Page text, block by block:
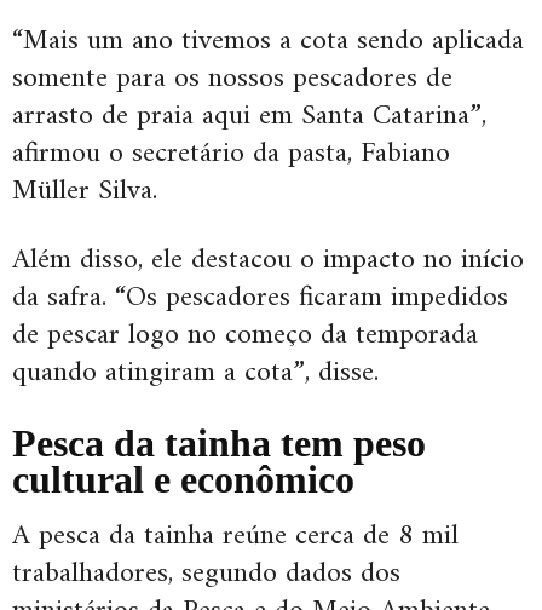
“Mais um ano tivemos a cota sendo aplicada
somente para os nossos pescadores de
arrasto de praia aqui em Santa Catarina”,
afirmou o secretário da pasta, Fabiano
Müller Silva.
Além disso, ele destacou o impacto no início
da safra. “Os pescadores ficaram impedidos
de pescar logo no começo da temporada
quando atingiram a cota”, disse.
Pesca da tainha tem peso
cultural e econômico
A pesca da tainha reúne cerca de 8 mil
trabalhadores, segundo dados dos